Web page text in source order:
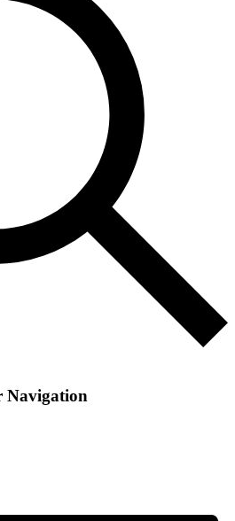
Navigation